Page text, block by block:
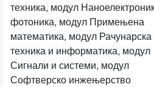
техника, модул
фотоника, модул Примењена
математика, модул Рачунарска
техника и информатика, модул
Сигнали и системи, модул
Софтверско инжењерство